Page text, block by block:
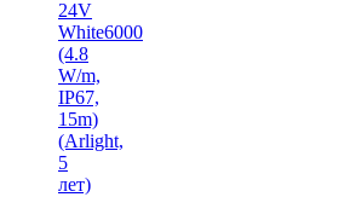
24V
White6000
(4.8
W/m,
IP67,
15m)
(Arlight,
5
лет)